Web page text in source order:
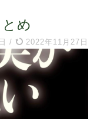
め
/ 2022年11月27日